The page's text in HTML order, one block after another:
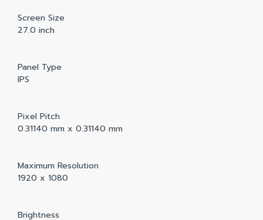
Screen Size
27.0 inch
Panel Type
IPS
Pixel Pitch
0.31140 mm x 0.31140 mm
Maximum Resolution
1920 x 1080
Brightness